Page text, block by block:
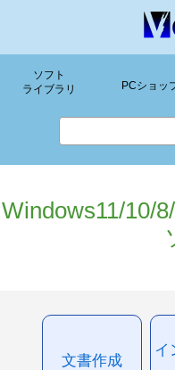
ソフト
ライブラリ
PCショッ
Windows11/10/
文書作成
イ